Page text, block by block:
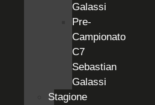
Galassi
Pre-
Campionato
C7
Sebastian
Galassi
Stagione